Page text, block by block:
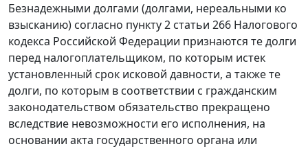
Безнадежными долгами (долгами, нереальными ко
взысканию) согласно пункту 2 статьи 266 Налогового
кодекса Российской Федерации признаются те долги
перед налогоплательщиком, по которым истек
установленный срок исковой давности, а также те
долги, по которым в соответствии с гражданским
законодательством обязательство прекращено
вследствие невозможности его исполнения, на
основании акта государственного органа или